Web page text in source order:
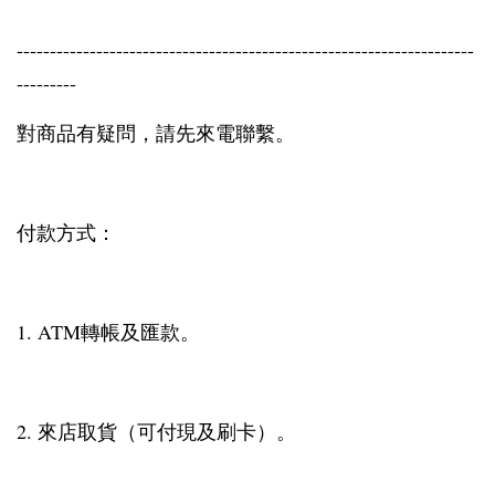
---------------------------------------------------------------------
---------
對商品有疑問，請先來電聯繫。
付款方式：
1. ATM轉帳及匯款。
2. 來店取貨（可付現及刷卡）。